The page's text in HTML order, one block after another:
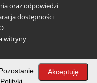
oraz odpowiedzi
dostępności
witryny
Akceptuję